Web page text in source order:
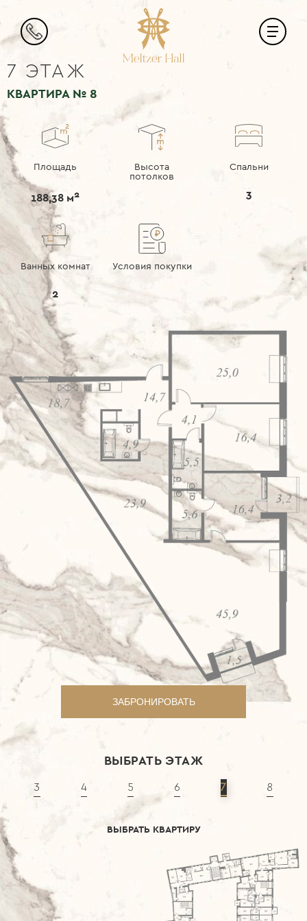
7 ЭТАЖ
КВАРТИРА № 8
Площадь
188,38 м2
Высота
потолков
Спальни
3
Ванных комнат
2
Условия покупки
ЗАБРОНИРОВАТЬ
ВЫБРАТЬ ЭТАЖ
8
7
6
5
4
3
ВЫБРАТЬ КВАРТИРУ